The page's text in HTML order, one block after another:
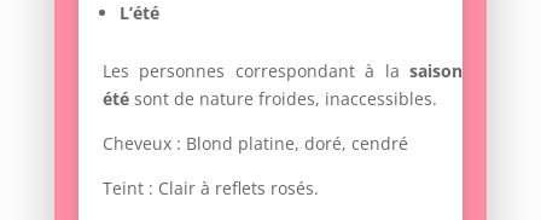
L’été
Les personnes correspondant à la saison
étésont de nature froides, inaccessibles.
Cheveux : Blond platine, doré, cendré
Teint : Clair à reflets rosés.